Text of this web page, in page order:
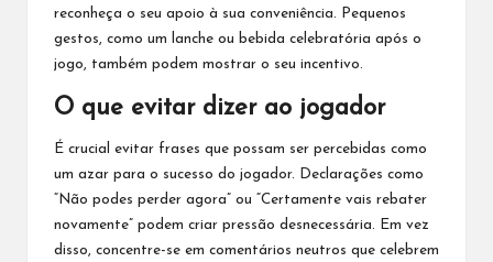
reconheça o seu apoio à sua conveniência. Pequenos
gestos, como um lanche ou bebida celebratória após o
jogo, também podem mostrar o seu incentivo.
O que evitar dizer ao jogador
É crucial evitar frases que possam ser percebidas como
um azar para o sucesso do jogador. Declarações como
“Não podes perder agora” ou “Certamente vais rebater
novamente” podem criar pressão desnecessária. Em vez
disso, concentre-se em comentários neutros que celebrem